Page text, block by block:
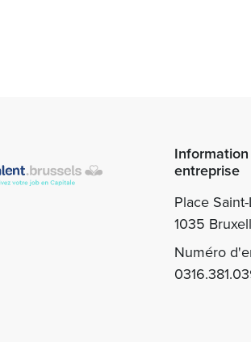
Information
entreprise
Place
1035
Numéro